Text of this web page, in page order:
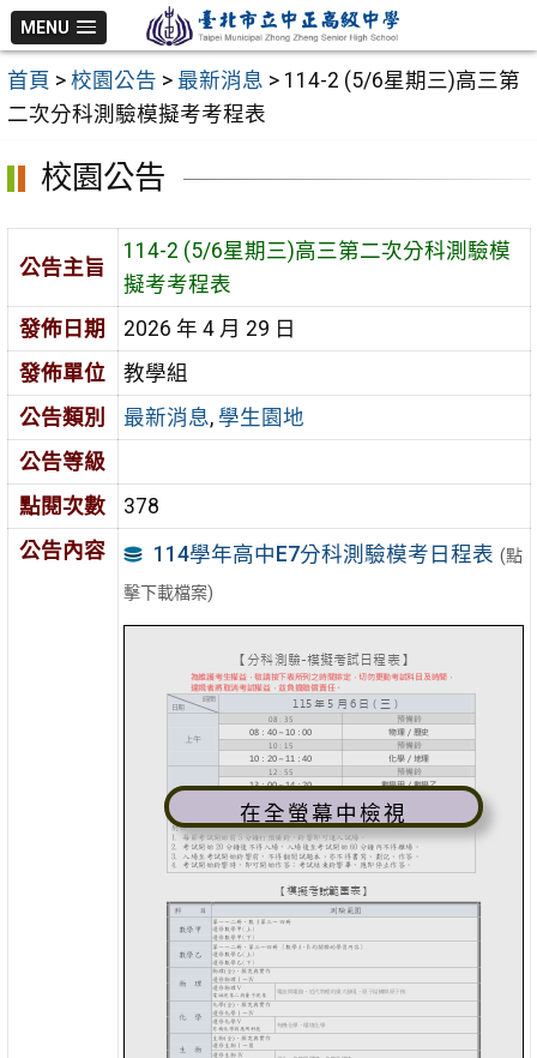
跳
至
主
要
MENU
首頁 > 校園公告 > 最新消息 > 114-2 (5/6星期三)高三第
二次分科測驗模擬考考程表
校園公告
公告主旨
114-2 (5/6星期三)高三第二次分科測驗模
擬考考程表
發佈日期
2026 年 4 月 29 日
發佈單位
教學組
公告類別
最新消息, 學生園地
公告等級
點閱次數
378
公告內容
114學年高中E7分科測驗模考日程表 (點
擊下載檔案)
在全螢幕中檢視